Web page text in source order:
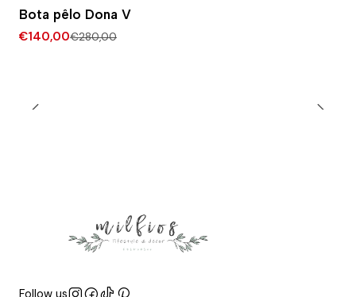
Bota pêlo Dona V
€140,00€280,00
Follow us